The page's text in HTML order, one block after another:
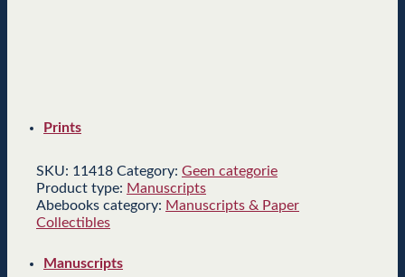
Prints
Manuscripts
SKU: 11418 Category: Geen categorie
Product type: Manuscripts
Abebooks category: Manuscripts & Paper
Collectibles